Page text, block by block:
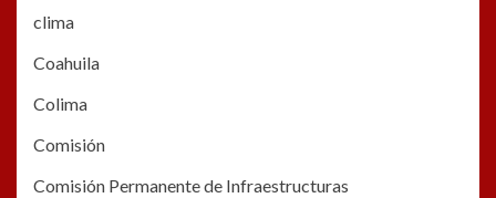
clima
Coahuila
Colima
Comisión
Comisión Permanente de Infraestructuras